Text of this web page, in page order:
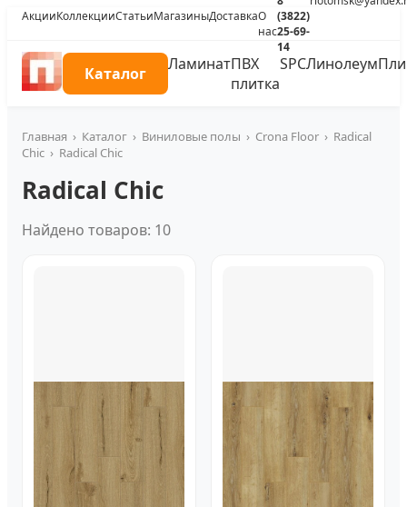
АкцииКоллекцииСтатьиМагазиныДоставкаО
нас
(3822)
25-69-
14
Каталог ЛаминатПВХ
плитка
SPCЛинолеум
Главная › Каталог › Виниловые полы › Crona Floor › Radical
Chic › Radical Chic
Radical Chic
Найдено товаров: 10